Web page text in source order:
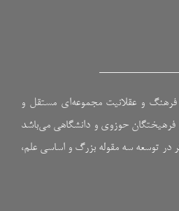
فرهنگ و عقلانیت مجموعه‌ای مستقل و
فرهیختگان حوزوی و دانشگاهی می‌باشد
در توسعه سه مقوله بزرگ و اساسی علم،